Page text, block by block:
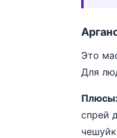
Это
Для
Плюсы:
спрей